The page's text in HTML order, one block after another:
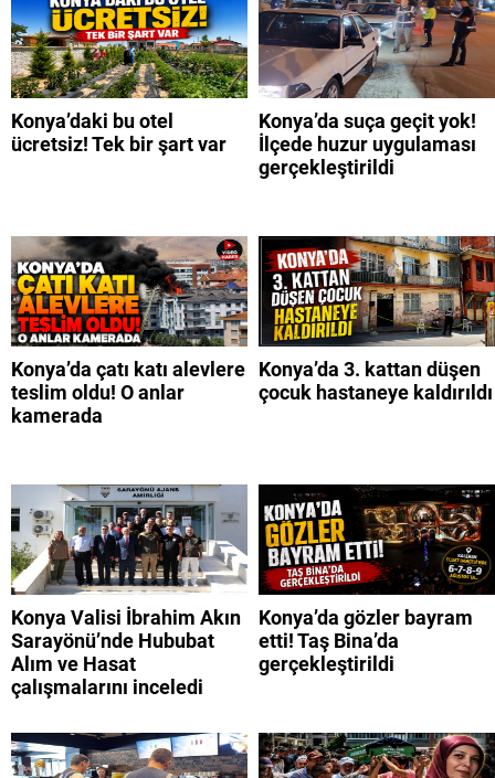
Konya’daki bu otel
ücretsiz! Tek bir şart var
Konya’da suça geçit yok!
İlçede huzur uygulaması
gerçekleştirildi
Konya’da çatı katı alevlere
teslim oldu! O anlar
kamerada
Konya’da 3. kattan düşen
çocuk hastaneye kaldırıldı
Konya Valisi İbrahim Akın
Sarayönü’nde Hububat
Alım ve Hasat
çalışmalarını inceledi
Konya’da gözler bayram
etti! Taş Bina’da
gerçekleştirildi